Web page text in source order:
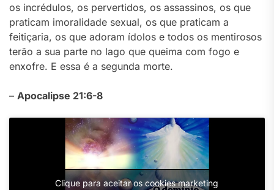
os incrédulos, os pervertidos, os assassinos, os que
praticam imoralidade sexual, os que praticam a
feitiçaria, os que adoram ídolos e todos os mentirosos
terão a sua parte no lago que queima com fogo e
enxofre. E essa é a segunda morte.
– Apocalipse 21:6-8
Clique para aceitar os cookies marketing